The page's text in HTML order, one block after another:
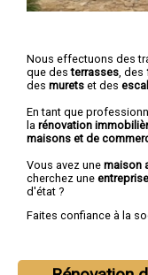
Nous effectuons des
que desterrasses , des
des murets et des
En tant que
la rénovation
maisons et de
Vous avez une maison
cherchez une
d'état ?
Faites confiance à la